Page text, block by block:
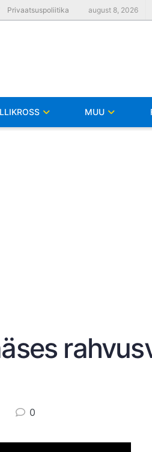
Privaatsuspoliitika august 8, 2026
MUU
0